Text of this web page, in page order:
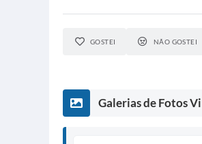
GOSTEI NÃO GOSTEI
Galerias de Fotos